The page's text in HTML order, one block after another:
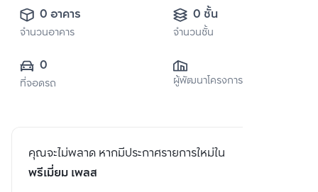
0 อาคาร
จำนวนอาคาร
0 ชั้น
จำนวนชั้น
0
ที่จอดรถ ผู้พัฒนาโครงการ
คุณจะไม่พลาด หากมีประกาศรายการใหม่ใน
พรีเมี่ยม เพลส